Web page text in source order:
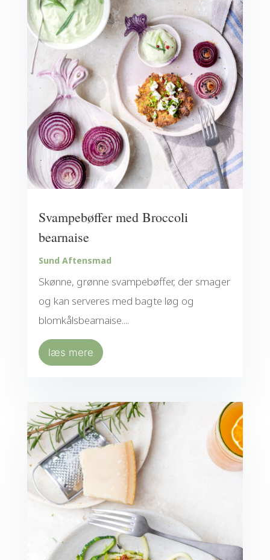
Svampebøffer med Broccoli
bearnaise
Sund Aftensmad
Skønne, grønne svampebøffer, der smager
og kan serveres med bagte løg og
blomkålsbearnaise....
læs mere